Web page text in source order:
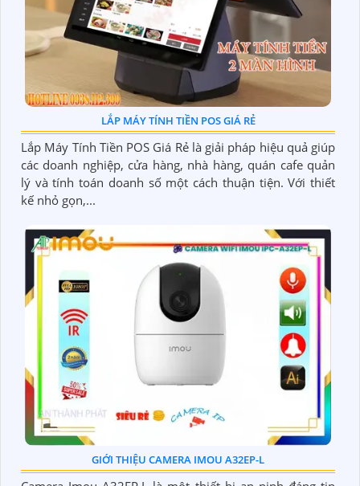
LẮP MÁY TÍNH TIỀN POS GIÁ RẺ
Lắp Máy Tính Tiền POS Giá Rẻ là giải pháp hiệu quả giúp
các doanh nghiệp, cửa hàng, nhà hàng, quán cafe quản
lý và tính toán doanh số một cách thuận tiện. Với thiết
kế nhỏ gọn,...
GIỚI THIỆU CAMERA IMOU A32EP-L